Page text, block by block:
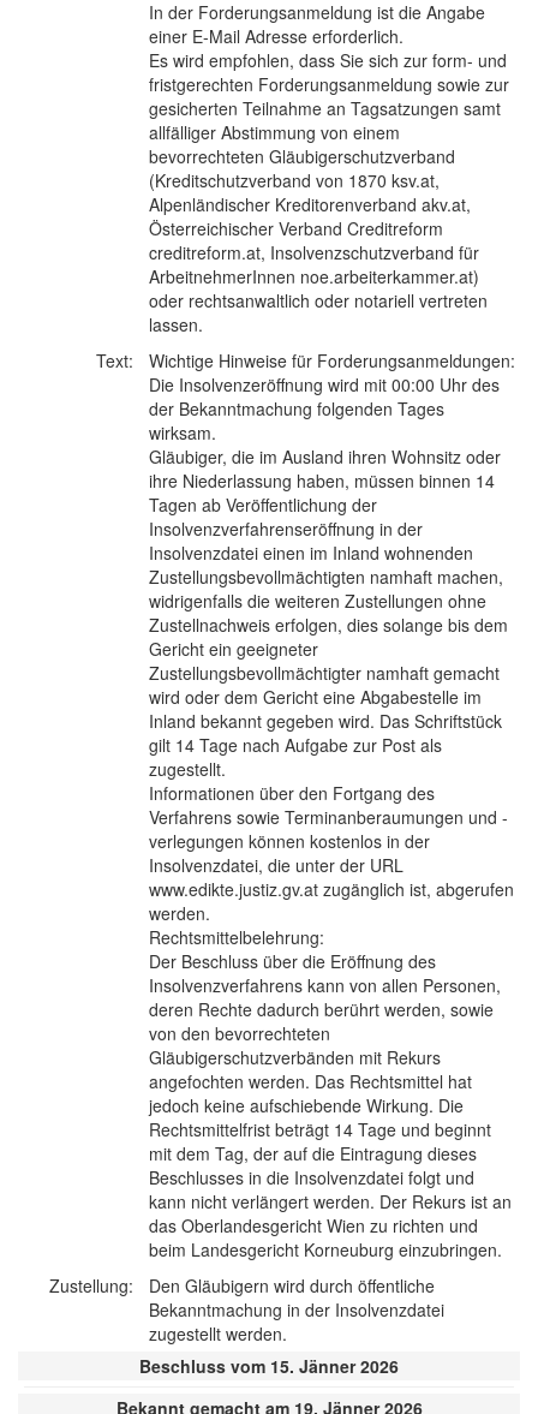
In der Forderungsanmeldung ist die Angabe
einer E-Mail Adresse erforderlich.
Es wird empfohlen, dass Sie sich zur form- und
fristgerechten Forderungsanmeldung sowie zur
gesicherten Teilnahme an Tagsatzungen samt
allfälliger Abstimmung von einem
bevorrechteten Gläubigerschutzverband
(Kreditschutzverband von 1870 ksv.at,
Alpenländischer Kreditorenverband akv.at,
Österreichischer Verband Creditreform
creditreform.at, Insolvenzschutzverband für
ArbeitnehmerInnen noe.arbeiterkammer.at)
oder rechtsanwaltlich oder notariell vertreten
lassen.
Text:
Wichtige Hinweise für Forderungsanmeldungen:
Die Insolvenzeröffnung wird mit 00:00 Uhr des
der Bekanntmachung folgenden Tages
wirksam.
Gläubiger, die im Ausland ihren Wohnsitz oder
ihre Niederlassung haben, müssen binnen 14
Tagen ab Veröffentlichung der
Insolvenzverfahrenseröffnung in der
Insolvenzdatei einen im Inland wohnenden
Zustellungsbevollmächtigten namhaft machen,
widrigenfalls die weiteren Zustellungen ohne
Zustellnachweis erfolgen, dies solange bis dem
Gericht ein geeigneter
Zustellungsbevollmächtigter namhaft gemacht
wird oder dem Gericht eine Abgabestelle im
Inland bekannt gegeben wird. Das Schriftstück
gilt 14 Tage nach Aufgabe zur Post als
zugestellt.
Informationen über den Fortgang des
Verfahrens sowie Terminanberaumungen und -
verlegungen können kostenlos in der
Insolvenzdatei, die unter der URL
www.edikte.justiz.gv.at zugänglich ist, abgerufen
werden.
Rechtsmittelbelehrung:
Der Beschluss über die Eröffnung des
Insolvenzverfahrens kann von allen Personen,
deren Rechte dadurch berührt werden, sowie
von den bevorrechteten
Gläubigerschutzverbänden mit Rekurs
angefochten werden. Das Rechtsmittel hat
jedoch keine aufschiebende Wirkung. Die
Rechtsmittelfrist beträgt 14 Tage und beginnt
mit dem Tag, der auf die Eintragung dieses
Beschlusses in die Insolvenzdatei folgt und
kann nicht verlängert werden. Der Rekurs ist an
das Oberlandesgericht Wien zu richten und
beim Landesgericht Korneuburg einzubringen.
Zustellung:
Den Gläubigern wird durch öffentliche
Bekanntmachung in der Insolvenzdatei
zugestellt werden.
Beschluss vom 15. Jänner 2026
Bekannt gemacht am 19. Jänner 2026